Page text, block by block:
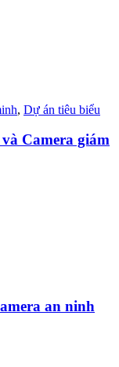
, Dự án tiêu biểu
Camera giám
an ninh